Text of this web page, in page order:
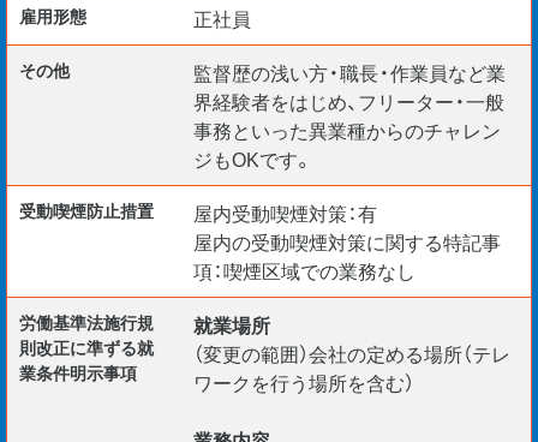
etc.）
＊VISA サポートOK！
現在、外国籍の社員が100 名以上在籍。
安心してご活躍いただけますよ！
雇用形態 正社員
その他
監督歴の浅い方・職長・作業員など業
界経験者をはじめ、フリーター・一般
事務といった異業種からのチャレン
ジもOKです。
受動喫煙防⽌措置
屋内受動喫煙対策：有
屋内の受動喫煙対策に関する特記事
項：喫煙区域での業務なし
労働基準法施行規
則改正に準ずる就
業条件明示事項
就業場所
（変更の範囲）会社の定める場所（テレ
ワークを行う場所を含む）